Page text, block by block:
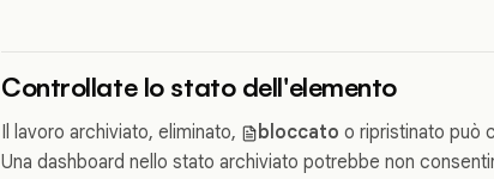
Controllate lo stato dell'elemento
Il lavoro archiviato, eliminato, bloccato o ripristinato può
Una dashboard nello stato archiviato potrebbe non